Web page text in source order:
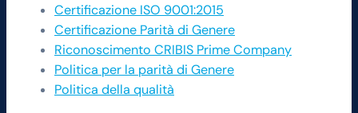
Certificazione ISO 9001:2015
Certificazione Parità di Genere
Riconoscimento CRIBIS Prime Company
Politica per la parità di Genere
Politica della qualità